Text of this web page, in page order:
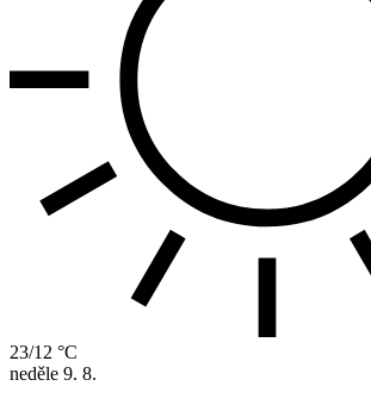
23/12 °C
neděle 9. 8.